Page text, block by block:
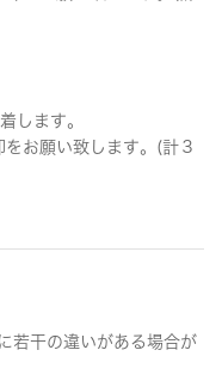
します。
をお願い致します。(計３
若干の違いがある場合が